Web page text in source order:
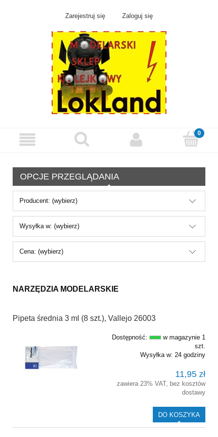
Zarejestruj się Zaloguj się
OPCJE PRZEGLĄDANIA
Producent: (wybierz)
Wysyłka w: (wybierz)
Cena: (wybierz)
NARZĘDZIA MODELARSKIE
Pipeta średnia 3 ml (8 szt.), Vallejo 26003
Dostępność:
w magazynie 1
szt.
Wysyłka w: 24 godziny
11,95 zł
zawiera 23% VAT, bez kosztów
dostawy
DO KOSZYKA